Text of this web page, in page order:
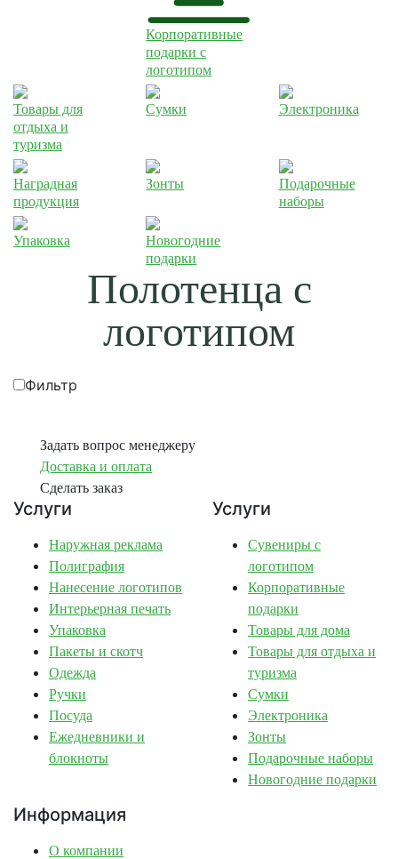
Корпоративные
подарки с
логотипом
Товары для
отдыха и
туризма
Сумки Электроника
Наградная
продукция
Зонты
Подарочные
наборы
Упаковка
Новогодние
подарки
Полотенца с
логотипом
Фильтр
Задать вопрос менеджеру
Доставка и оплата
Сделать заказ
Услуги
Наружная реклама
Полиграфия
Нанесение логотипов
Интерьерная печать
Упаковка
Пакеты и скотч
Одежда
Ручки
Посуда
Ежедневники и
блокноты
Услуги
Сувениры с
логотипом
Корпоративные
подарки
Товары для дома
Товары для отдыха и
туризма
Сумки
Электроника
Зонты
Подарочные наборы
Новогодние подарки
Информация
О компании